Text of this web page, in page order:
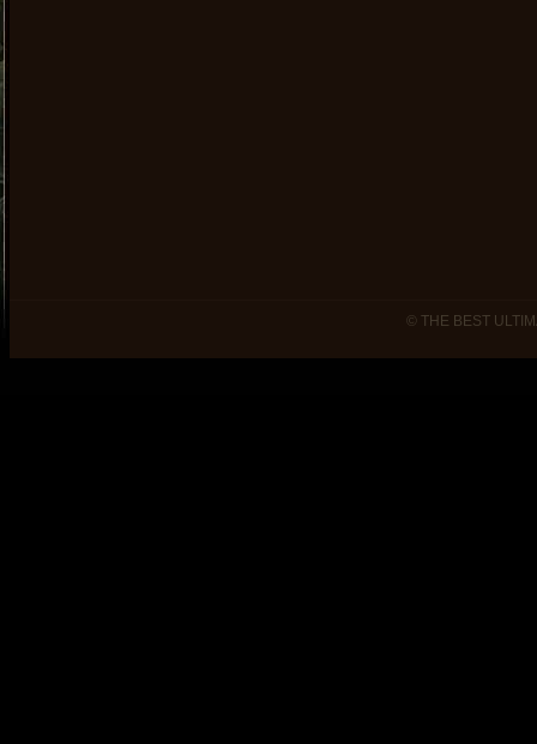
© THE BEST